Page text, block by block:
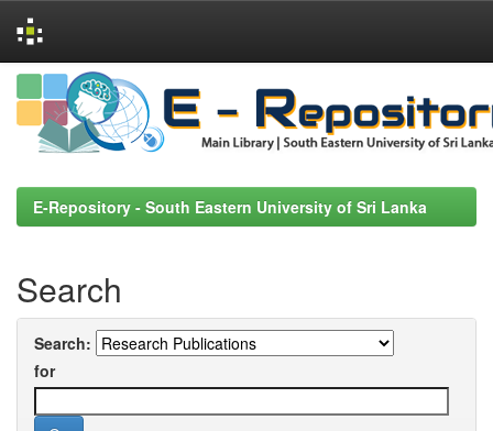
Skip
navigation
E-Repository - South Eastern University of Sri Lanka
Search
Search:
for